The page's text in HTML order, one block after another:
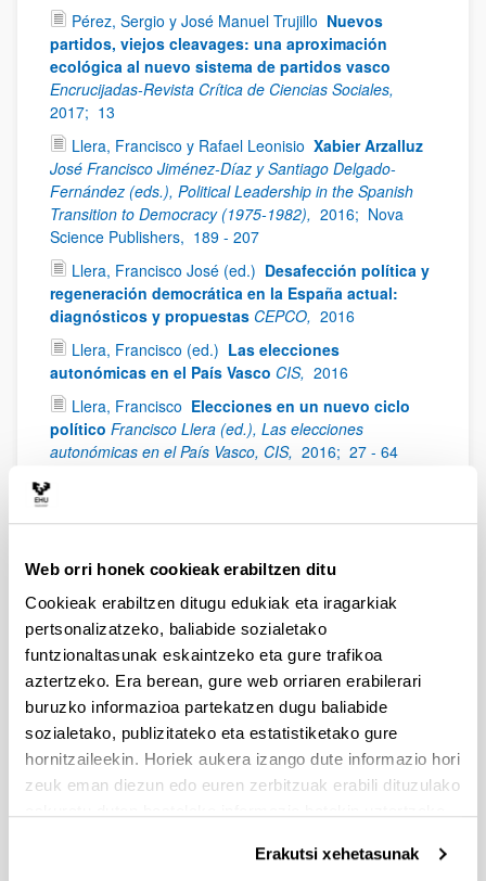
Web orri honek cookieak erabiltzen ditu
Cookieak erabiltzen ditugu edukiak eta iragarkiak
pertsonalizatzeko, baliabide sozialetako
funtzionaltasunak eskaintzeko eta gure trafikoa
aztertzeko. Era berean, gure web orriaren erabilerari
buruzko informazioa partekatzen dugu baliabide
sozialetako, publizitateko eta estatistiketako gure
hornitzaileekin. Horiek aukera izango dute informazio hori
zeuk eman diezun edo euren zerbitzuak erabili dituzulako
Erakutsi xehetasunak
Pérez, Sergio y José Manuel Trujillo Nuevos
partidos, viejos cleavages: una aproximación
ecológica al nuevo sistema de partidos vasco
Encrucijadas-Revista Crítica de Ciencias Sociales,
2017; 13
Llera, Francisco y Rafael Leonisio Xabier Arzalluz
José Francisco Jiménez-Díaz y Santiago Delgado-
Fernández (eds.), Political Leadership in the Spanish
Transition to Democracy (1975-1982), 2016; Nova
Science Publishers, 189 - 207
Llera, Francisco José (ed.) Desafección política y
regeneración democrática en la España actual:
diagnósticos y propuestas CEPCO, 2016
Llera, Francisco (ed.) Las elecciones
autonómicas en el País Vasco CIS, 2016
Llera, Francisco Elecciones en un nuevo ciclo
político Francisco Llera (ed.), Las elecciones
autonómicas en el País Vasco, CIS, 2016; 27 - 64
País Vasco, CIS, 2016; 65 - 88
Moreno, Carmelo Los medios y la agenda
País Vasco, CIS, 2016; 115 - 138
García Rabadán, Jonatan y Sergio Pérez Castaños
El perfil de los electorados Francisco Llera (ed.), Las
elecciones autonómicas en el País Vasco, CIS, 2016;
139 - 160
Leonisio, Rafael y Oliver Strijbis La polarización
bidimensional Francisco Llera (ed.), Las elecciones
autonómicas en el País Vasco, CIS, 2016; 161 - 174
Francisco Llera (ed.), Las